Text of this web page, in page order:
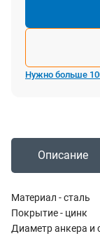
Нужно больше
Описание
Материал - сталь
Покрытие - цинк
Диаметр анкера и